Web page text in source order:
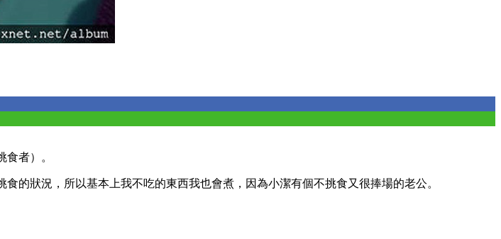
者）。
的狀況，所以基本上我不吃的東西我也會煮，因為小潔有個不挑食又很捧場的老公。